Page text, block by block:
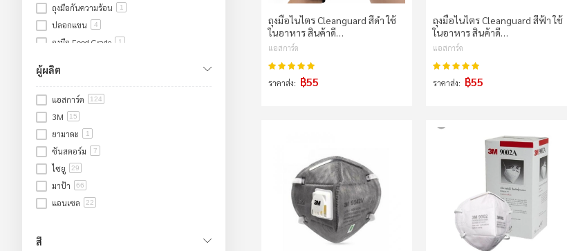
ถุงมือไนไตร Cleanguard สีดำ ใช้
ในอาหาร สินค้าดี…
แอสการ์ด
คะแนน:
ราคาส่ง
฿55
ถุงมือไนไตร Cleanguard สีฟ้า ใช้
ในอาหาร สินค้าดี…
แอสการ์ด
คะแนน:
ราคาส่ง
฿55
ถุงมือกันความร้อน 1
ปลอกแขน 4
ถุงมือ Food Grade 1
ถุงมือกันไฟฟ้า
อุปกรณ์ป้องกันเท้า
รองเท้าเซฟตี้
รองเท้าบูทยางหัวเหล็ก
รองเท้าผ้าใบเซฟตี้
แผ่นรองเท้า
อุปกรณ์คลีนรูม
อุปกรณ์ป้องกันศีรษะ/ใบหน้า/หู
ผู้ผลิต
แอสการ์ด 124
3M 15
ยามาดะ 1
ซันสตอร์ม 7
ไซยู 29
มาป้า 66
แอนเซล 22
สี